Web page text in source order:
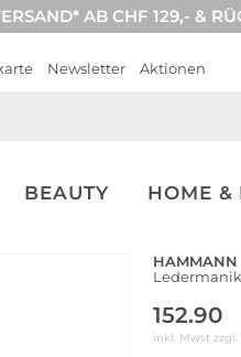
AB CHF 129,- &
Newsletter Aktionen
BEAUTY HOME &
HAMMANN
152.90
inkl. Mwst zzgl.